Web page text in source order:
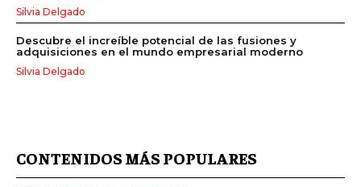
Silvia Delgado
Descubre el increíble potencial de las fusiones y
adquisiciones en el mundo empresarial moderno
Silvia Delgado
CONTENIDOS MÁS POPULARES